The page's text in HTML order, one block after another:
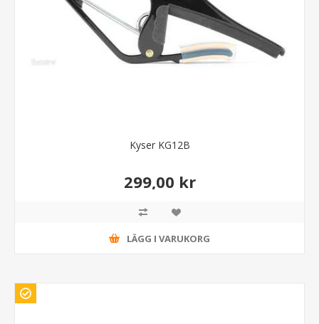
Kyser KG12B
299,00 kr
LÄGG I VARUKORG